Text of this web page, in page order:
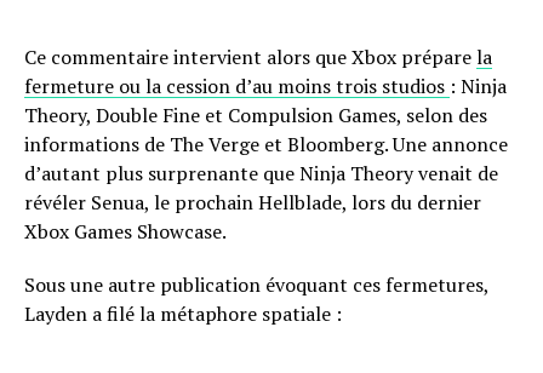
Ce commentaire intervient alors que Xbox préparela
fermeture ou la cession d’au moins trois studios : Ninja
Theory, Double Fine et Compulsion Games, selon des
informations de The Verge et Bloomberg. Une annonce
d’autant plus surprenante que Ninja Theory venait de
révéler Senua, le prochain Hellblade, lors du dernier
Xbox Games Showcase.
Sous une autre publication évoquant ces fermetures,
Layden a filé la métaphore spatiale :